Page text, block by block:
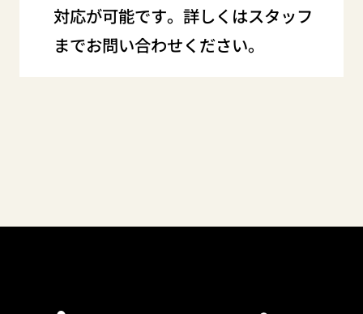
対応が可能です。詳しくはスタッフ
までお問い合わせください。